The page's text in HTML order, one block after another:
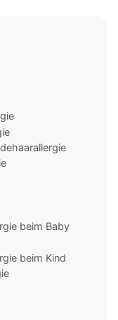
beim Baby
beim Kind